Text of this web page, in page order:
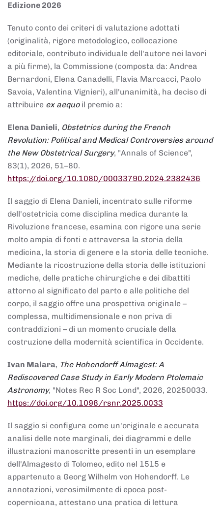
Edizione 2026
Tenuto conto dei criteri di valutazione adottati
(originalità, rigore metodologico, collocazione
editoriale, contributo individuale dell'autore nei lavori
a più firme), la Commissione (composta da: Andrea
Bernardoni, Elena Canadelli, Flavia Marcacci, Paolo
Savoia, Valentina Vignieri), all'unanimità, ha deciso di
attribuire ex aequoil premio a:
Elena Danieli, Obstetrics during the French
Revolution: Political and Medical Controversies around
the New Obstetrical Surgery, "Annals of Science",
83(1), 2026, 51–80.
https://doi.org/10.1080/00033790.2024.2382436
Il saggio di Elena Danieli, incentrato sulle riforme
dell'ostetricia come disciplina medica durante la
Rivoluzione francese, esamina con rigore una serie
molto ampia di fonti e attraversa la storia della
medicina, la storia di genere e la storia delle tecniche.
Mediante la ricostruzione della storia delle istituzioni
mediche, delle pratiche chirurgiche e dei dibattiti
attorno al significato del parto e alle politiche del
corpo, il saggio offre una prospettiva originale –
complessa, multidimensionale e non priva di
contraddizioni – di un momento cruciale della
costruzione della modernità scientifica in Occidente.
Ivan Malara, The Hohendorff Almagest: A
Rediscovered Case Study in Early Modern Ptolemaic
Astronomy, "Notes Rec R Soc Lond", 2026, 20250033.
https://doi.org/10.1098/rsnr.2025.0033
Il saggio si configura come un'originale e accurata
analisi delle note marginali, dei diagrammi e delle
illustrazioni manoscritte presenti in un esemplare
dell'Almagesto di Tolomeo, edito nel 1515 e
appartenuto a Georg Wilhelm von Hohendorff. Le
annotazioni, verosimilmente di epoca post-
copernicana, attestano una pratica di lettura